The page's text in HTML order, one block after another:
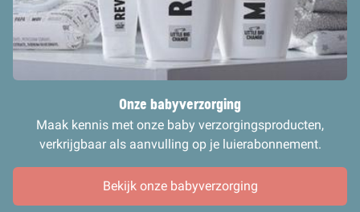
Onze babyverzorging
Maak kennis met onze baby verzorgingsproducten,
verkrijgbaar als aanvulling op je luierabonnement.
Bekijk onze babyverzorging